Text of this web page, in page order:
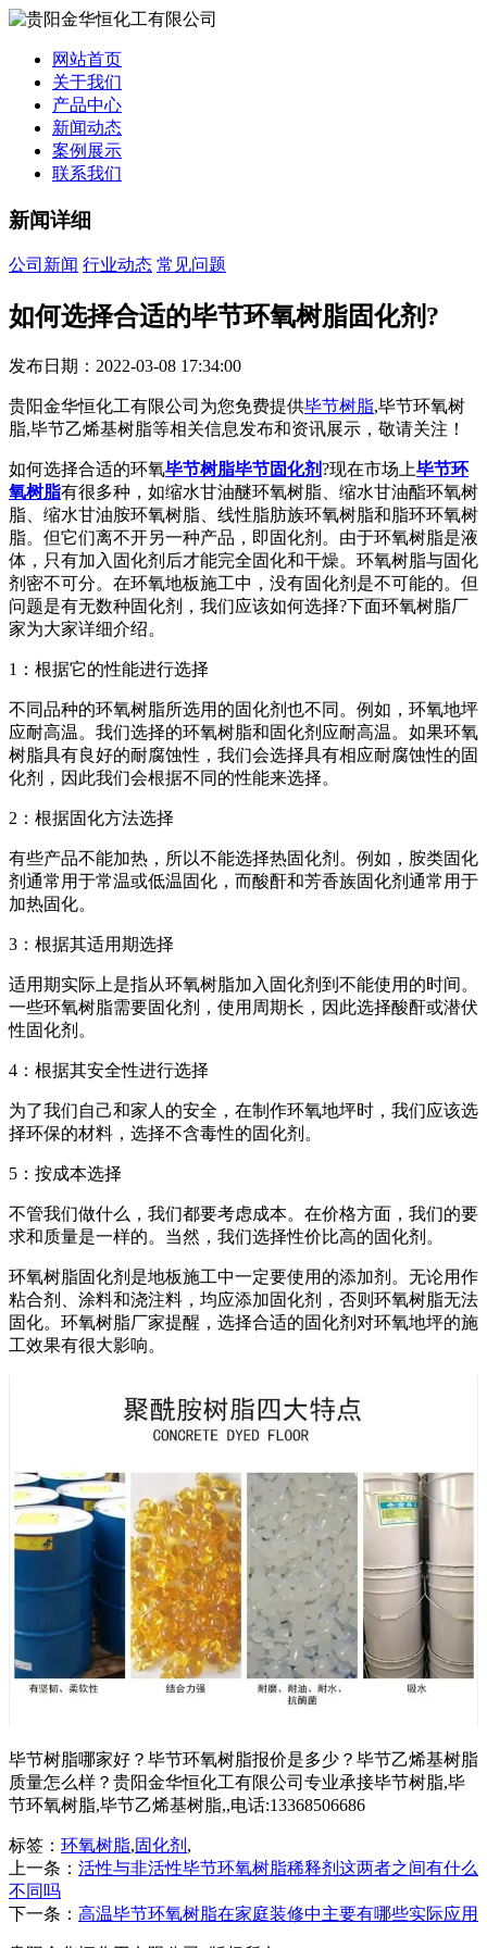
网站首页
关于我们
产品中心
新闻动态
案例展示
联系我们
新闻详细
公司新闻 行业动态 常见问题
如何选择合适的毕节环氧树脂固化剂?
发布日期：2022-03-08 17:34:00
贵阳金华恒化工有限公司为您免费提供毕节树脂,毕节环氧树
脂,毕节乙烯基树脂等相关信息发布和资讯展示，敬请关注！
如何选择合适的环氧毕节树脂毕节固化剂?现在市场上毕节环
氧树脂有很多种，如缩水甘油醚环氧树脂、缩水甘油酯环氧树
脂、缩水甘油胺环氧树脂、线性脂肪族环氧树脂和脂环环氧树
脂。但它们离不开另一种产品，即固化剂。由于环氧树脂是液
体，只有加入固化剂后才能完全固化和干燥。环氧树脂与固化
剂密不可分。在环氧地板施工中，没有固化剂是不可能的。但
问题是有无数种固化剂，我们应该如何选择?下面环氧树脂厂
家为大家详细介绍。
1：根据它的性能进行选择
不同品种的环氧树脂所选用的固化剂也不同。例如，环氧地坪
应耐高温。我们选择的环氧树脂和固化剂应耐高温。如果环氧
树脂具有良好的耐腐蚀性，我们会选择具有相应耐腐蚀性的固
化剂，因此我们会根据不同的性能来选择。
2：根据固化方法选择
有些产品不能加热，所以不能选择热固化剂。例如，胺类固化
剂通常用于常温或低温固化，而酸酐和芳香族固化剂通常用于
加热固化。
3：根据其适用期选择
适用期实际上是指从环氧树脂加入固化剂到不能使用的时间。
一些环氧树脂需要固化剂，使用周期长，因此选择酸酐或潜伏
性固化剂。
4：根据其安全性进行选择
为了我们自己和家人的安全，在制作环氧地坪时，我们应该选
择环保的材料，选择不含毒性的固化剂。
5：按成本选择
不管我们做什么，我们都要考虑成本。在价格方面，我们的要
求和质量是一样的。当然，我们选择性价比高的固化剂。
环氧树脂固化剂是地板施工中一定要使用的添加剂。无论用作
粘合剂、涂料和浇注料，均应添加固化剂，否则环氧树脂无法
固化。环氧树脂厂家提醒，选择合适的固化剂对环氧地坪的施
工效果有很大影响。
毕节树脂哪家好？毕节环氧树脂报价是多少？毕节乙烯基树脂
质量怎么样？贵阳金华恒化工有限公司专业承接毕节树脂,毕
节环氧树脂,毕节乙烯基树脂,,电话:13368506686
标签： 环氧树脂,固化剂 ,
上一条： 活性与非活性毕节环氧树脂稀释剂这两者之间有什么
不同吗
下一条： 高温毕节环氧树脂在家庭装修中主要有哪些实际应用